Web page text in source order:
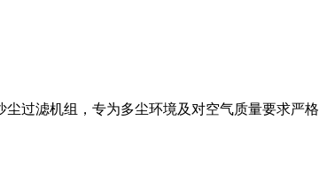
过滤机组，专为多尘环境及对空气质量要求